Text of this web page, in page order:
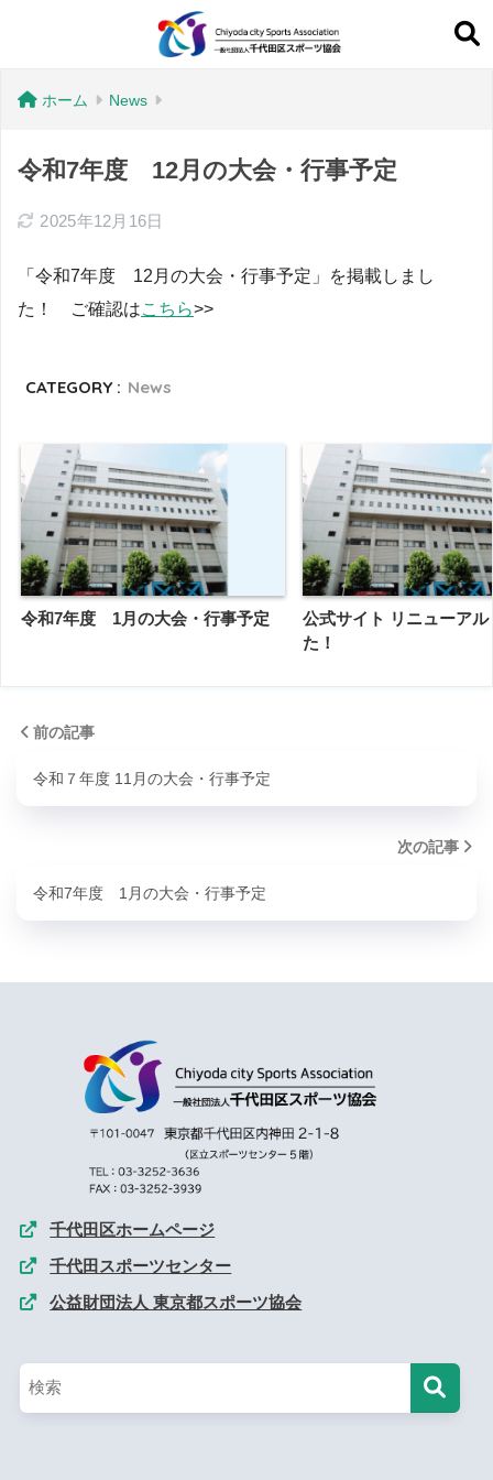
ホーム News
令和7年度 12月の大会・行事予定
2025年12月16日
「令和7年度 12月の大会・行事予定」を掲載しまし
た！ ご確認はこちら>>
CATEGORY : News
令和7年度 1月の大会・行事予定
公式サイト リニューアル
た！
前の記事
令和７年度 11月の大会・行事予定
次の記事
令和7年度 1月の大会・行事予定
千代田区ホームページ
千代田スポーツセンター
公益財団法人 東京都スポーツ協会